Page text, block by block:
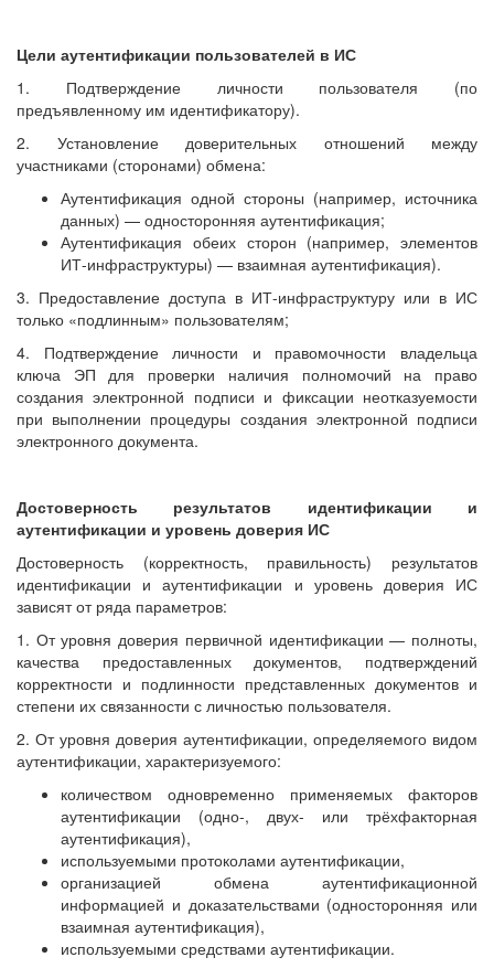
Цели аутентификации пользователей в ИС
1. Подтверждение личности пользователя (по
предъявленному им идентификатору).
2. Установление доверительных отношений между
участниками (сторонами) обмена:
Аутентификация одной стороны (например, источника
данных) — односторонняя аутентификация;
Аутентификация обеих сторон (например, элементов
ИТ-инфраструктуры) — взаимная аутентификация).
3. Предоставление доступа в ИТ-инфраструктуру или в ИС
только «подлинным» пользователям;
4. Подтверждение личности и правомочности владельца
ключа ЭП для проверки наличия полномочий на право
создания электронной подписи и фиксации неотказуемости
при выполнении процедуры создания электронной подписи
электронного документа.
Достоверность результатов идентификации и
аутентификации и уровень доверия ИС
Достоверность (корректность, правильность) результатов
идентификации и аутентификации и уровень доверия ИС
зависят от ряда параметров:
1. От уровня доверия первичной идентификации — полноты,
качества предоставленных документов, подтверждений
корректности и подлинности представленных документов и
степени их связанности с личностью пользователя.
2. От уровня доверия аутентификации, определяемого видом
аутентификации, характеризуемого:
количеством одновременно применяемых факторов
аутентификации (одно-, двух- или трёхфакторная
аутентификация),
используемыми протоколами аутентификации,
организацией обмена аутентификационной
информацией и доказательствами (односторонняя или
взаимная аутентификация),
используемыми средствами аутентификации.